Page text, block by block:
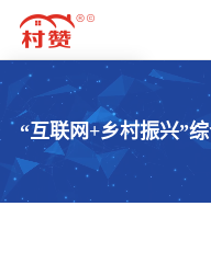
首页
产品
解决方案
产品
产业
“互联网+乡村振兴”